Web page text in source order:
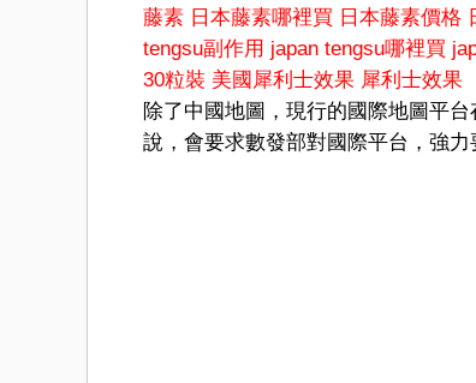
藤素 日本藤素哪裡買 日本藤素價格
tengsu副作用 japan tengsu哪裡買
30粒裝 美國犀利士效果 犀利士效果
除了中國地圖，現行的國際地圖平台
說，會要求數發部對國際平台，強力